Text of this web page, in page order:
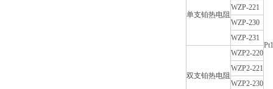
单支铂热电阻
WZP-221
WZP-230
WZP-231
双支铂热电阻
WZP2-220
WZP2-221
WZP2-230